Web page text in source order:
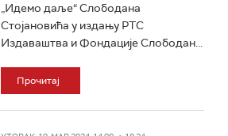
„Идемо даље“ Слободана
Стојановића у издању РТС
Издаваштва и Фондације Слободан...
Прочитај